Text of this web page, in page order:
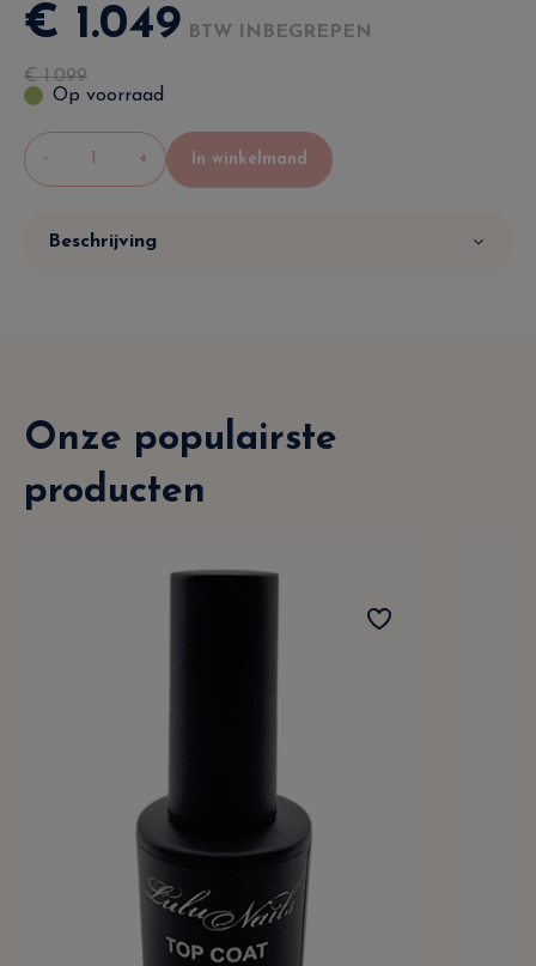
€ 1.049 BTW INBEGREPEN
€1.099
Op voorraad
- + In winkelmand
Beschrijving
Onze populairste
producten